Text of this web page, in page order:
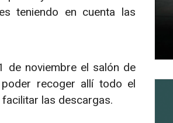
teniendo en cuenta las
de noviembre el salón de
recoger allí todo el
las descargas.